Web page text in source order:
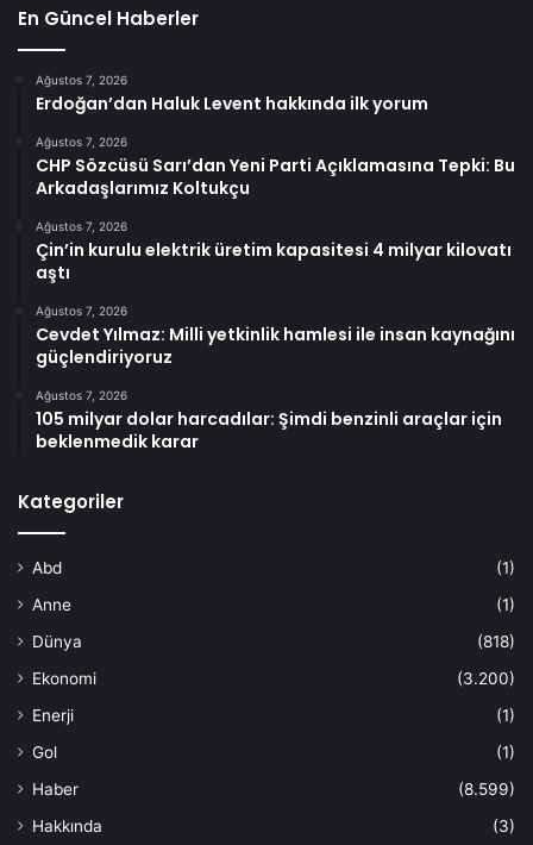
En Güncel Haberler
Ağustos 7, 2026
Erdoğan’dan Haluk Levent hakkında ilk yorum
Ağustos 7, 2026
CHP Sözcüsü Sarı’dan Yeni Parti Açıklamasına Tepki: Bu
Arkadaşlarımız Koltukçu
Ağustos 7, 2026
Çin’in kurulu elektrik üretim kapasitesi 4 milyar kilovatı
aştı
Ağustos 7, 2026
Cevdet Yılmaz: Milli yetkinlik hamlesi ile insan kaynağını
güçlendiriyoruz
Ağustos 7, 2026
105 milyar dolar harcadılar: Şimdi benzinli araçlar için
beklenmedik karar
Kategoriler
Abd
(1)
Anne
(1)
Dünya
(818)
Ekonomi
(3.200)
Enerji
(1)
Gol
(1)
Haber
(8.599)
Hakkında
(3)